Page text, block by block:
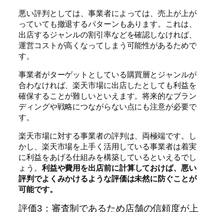
悪い評判としては、事業者によっては、売上が上が
っていても撤退するパターンもあります。これは、
出店するジャンルの割引率などを確認しなければ、
運営コストが高くなってしまう可能性があるためで
す。
事業者がターゲットとしている購買層とジャンルが
合わなければ、楽天市場に出店したとしても利益を
確保することが難しいといえます。将来的なブラン
ディングや戦略につながらない点にも注意が必要で
す。
楽天市場に対する事業者の評判は、両極端です。し
かし、楽天市場を上手く活用している事業者は着実
に利益をあげる仕組みを構築しているといえるでし
ょう。 利益や費用を出店前に計算しておけば、悪い
評判でよくみかけるような評価は未然に防ぐことが
可能です。
評価3：審査制であるため店舗の信頼度が上